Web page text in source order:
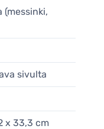
sivulta
x 33,3 cm